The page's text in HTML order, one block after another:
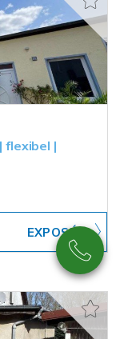
flexibel |